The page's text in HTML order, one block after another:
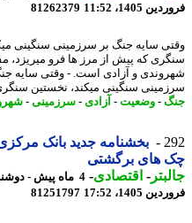
1405، 11:52
81262379
سایه جنگ بر سرزمینی سنگینی
که پیش از مرز ها فرو میریزد، مفهوم
و آزادی است. - وقتی سایه جنگ بر
سنگینی میکند، نخستین سنگری که
-وضعیت-آزادی -سرزمینی-شهروندی
بخشنامه جدید بانک مرکزی
های برگشتی
-اقتصادی-
4 ماه پیش -
1405، 17:52
81251797